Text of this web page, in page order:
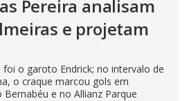
Pereira analisam
e projetam
o garoto Endrick; no intervalo de
o craque marcou gols em
e no Allianz Parque